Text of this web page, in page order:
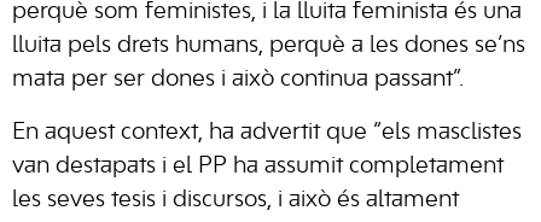
perquè som feministes, i la lluita feminista és una
lluita pels drets humans, perquè a les dones se’ns
mata per ser dones i això continua passant”.
En aquest context, ha advertit que “els masclistes
van destapats i el PP ha assumit completament
les seves tesis i discursos, i això és altament